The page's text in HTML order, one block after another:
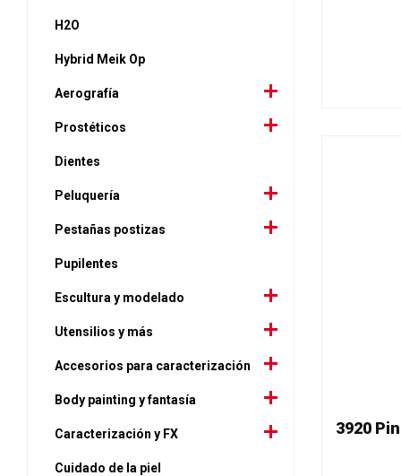
H2O
Hybrid Meik Op
Aerografía
Prostéticos
Dientes
Peluquería
Pestañas postizas
Pupilentes
Escultura y modelado
Utensilios y más
Accesorios para caracterización
Body painting y fantasía
Caracterización y FX
Cuidado de la piel